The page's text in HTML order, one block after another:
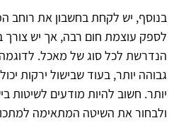
בנוסף, יש לקחת בחשבון את רוחב
לספק עוצמת חום רבה, אך יש
הנדרשת לכל סוג של מאכל.
גבוהה יותר, בעוד שבישול ירקות
יותר. חשוב להיות מודעים לשיטות
ולבחור את השיטה המתאימה